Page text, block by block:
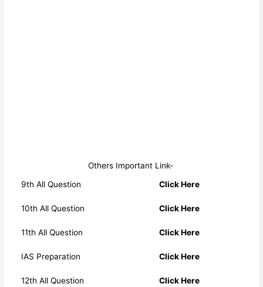
Others Important Link-
9th All Question
Click Here
10th All Question Click Here
11th All Question Click Here
IAS Preparation Click Here
12th All Question Click Here